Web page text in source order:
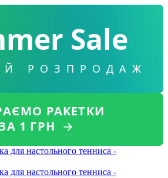
Sale
РОЗПРОДАЖ
РАКЕТКИ
1 ГРН →